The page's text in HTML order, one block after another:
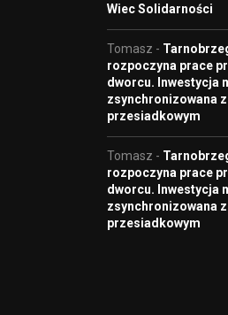
Wiec Solidarności
Tomasz -
rozpoczyna prace
dworcu. Inwestycja
zsynchronizowana
przesiadkowym
Tomasz -
rozpoczyna prace
dworcu. Inwestycja
zsynchronizowana
przesiadkowym